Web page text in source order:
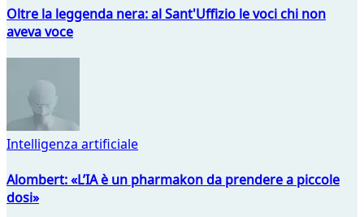
Oltre la leggenda nera: al Sant'Uffizio le voci chi non
aveva voce
Intelligenza artificiale
Alombert: «L’IA è un pharmakon da prendere a piccole
dosi»